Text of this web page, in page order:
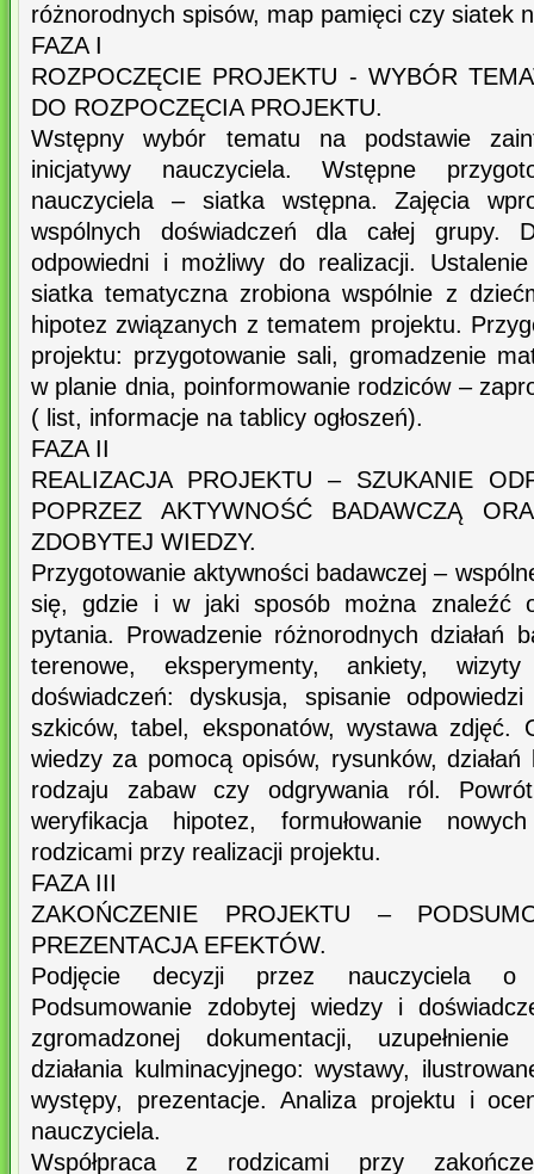
różnorodnych spisów, map pamięci czy siatek
FAZA I
ROZPOCZĘCIE PROJEKTU - WYBÓR
DO ROZPOCZĘCIA PROJEKTU.
Wstępny wybór tematu na podstawie
inicjatywy nauczyciela. Wstępne
nauczyciela – siatka wstępna. Zajęcia
wspólnych doświadczeń dla całej grupy.
odpowiedni i możliwy do realizacji.
siatka tematyczna zrobiona wspólnie z
hipotez związanych z tematem projektu.
projektu: przygotowanie sali, gromadzenie
w planie dnia, poinformowanie rodziców –
( list, informacje na tablicy ogłoszeń).
FAZA II
REALIZACJA PROJEKTU – SZUKANIE
POPRZEZ AKTYWNOŚĆ BADAWCZĄ
ZDOBYTEJ WIEDZY.
Przygotowanie aktywności badawczej –
się, gdzie i w jaki sposób można znaleźć
pytania. Prowadzenie różnorodnych działań
terenowe, eksperymenty, ankiety,
doświadczeń: dyskusja, spisanie
szkiców, tabel, eksponatów, wystawa zdjęć.
wiedzy za pomocą opisów, rysunków,
rodzaju zabaw czy odgrywania ról.
weryfikacja hipotez, formułowanie
rodzicami przy realizacji projektu.
FAZA III
ZAKOŃCZENIE PROJEKTU –
PREZENTACJA EFEKTÓW.
Podjęcie decyzji przez nauczyciela o
Podsumowanie zdobytej wiedzy i
zgromadzonej dokumentacji, uzupełnienie
działania kulminacyjnego: wystawy,
występy, prezentacje. Analiza projektu i
nauczyciela.
Współpraca z rodzicami przy